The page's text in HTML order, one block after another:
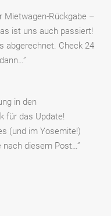
Mietwagen-Rückgabe –
ist uns auch passiert!
abgerechnet. Check 24
”
in den
für das Update!
(und im Yosemite!)
nach diesem Post…”